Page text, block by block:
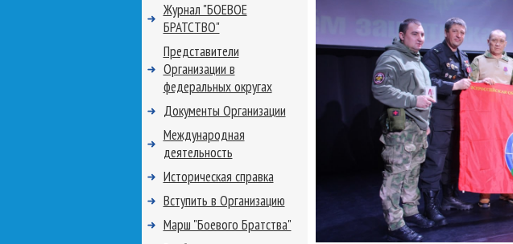
Журнал "БОЕВОЕ
БРАТСТВО"
Представители
Организации в
федеральных округах
Документы Организации
Международная
деятельность
Историческая справка
Вступить в Организацию
Марш "Боевого Братства"